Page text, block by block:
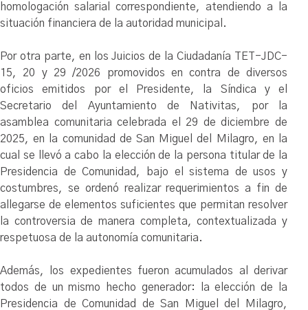
homologación salarial correspondiente, atendiendo a la
situación financiera de la autoridad municipal.
Por otra parte, en los Juicios de la Ciudadanía TET-JDC-
15, 20 y 29 /2026 promovidos en contra de diversos
oficios emitidos por el Presidente, la Síndica y el
Secretario del Ayuntamiento de Nativitas, por la
asamblea comunitaria celebrada el 29 de diciembre de
2025, en la comunidad de San Miguel del Milagro, en la
cual se llevó a cabo la elección de la persona titular de la
Presidencia de Comunidad, bajo el sistema de usos y
costumbres, se ordenó realizar requerimientos a fin de
allegarse de elementos suficientes que permitan resolver
la controversia de manera completa, contextualizada y
respetuosa de la autonomía comunitaria.
Además, los expedientes fueron acumulados al derivar
todos de un mismo hecho generador: la elección de la
Presidencia de Comunidad de San Miguel del Milagro,